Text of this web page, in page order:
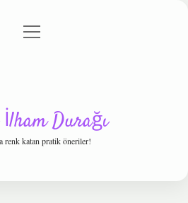
Politikası
menüyü
Durağı
renk katan pratik öneriler!